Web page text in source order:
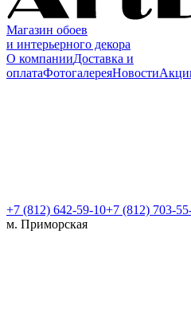
Магазин обоев
и интерьерного декора
О компанииДоставка и
оплатаФотогалереяНовости
+7 (812) 642-59-10+7 (812) 703-
м. Приморская